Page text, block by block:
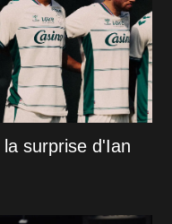
surprise d'Ian